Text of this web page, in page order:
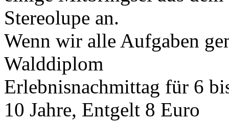
Stereolupe an.
Wenn wir alle Aufgaben
Walddiplom
Erlebnisnachmittag für 6
10 Jahre, Entgelt 8 Euro